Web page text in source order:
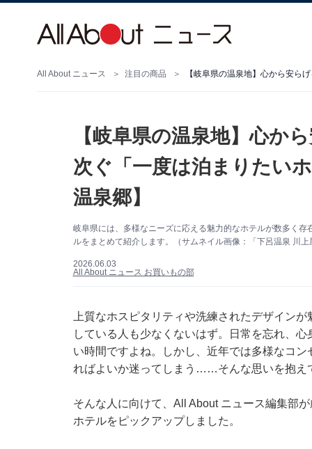
All About ニュース 注目の商品
【岐阜県の温泉地】心か
次ぐ「一度は泊まりたい
温泉郷】
岐阜県には、多様なニーズに応える魅力的なホテルが数多く
ルをまとめて紹介します。（サムネイル画像：「下呂温泉 川
2026.06.03
All About ニュース お買いもの部
上質なホスピタリティや洗練されたデザイン
している人も少なくないはず。日常を忘れ、
い時間ですよね。しかし、近年では多様なコ
ればよいか迷ってしまう……そんな思いを抱え
そんな人に向けて、All About ニュース編集部
ホテルをピックアップしました。